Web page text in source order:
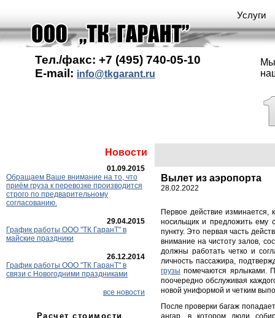
Услуги
Тел./факс: +7 (495) 740-05-10
E-mail: info@tkgarant.ru
Мы
Новости
01.09.2015
Обращаем Ваше внимание на то, что
приём груза к перевозке производится
строго по предварительному
согласованию.
29.04.2015
График работы ООО "ТК ГаранT" в
майские праздники
26.12.2014
График работы ООО "ТК ГаранТ" в
связи с Новогодними праздниками
все новости
Расчет стоимости
Вылет из аэропорта
28.02.2022
Первое действие изминается,
носильщик и предложить ему
пункту. Это первая часть
внимание на чистоту залов,
должны работать четко и
личность пассажира,
грузы помечаются ярлыками.
поочередно обслуживая
новой униформой и четким
После проверки багаж
ангар, в котором люди